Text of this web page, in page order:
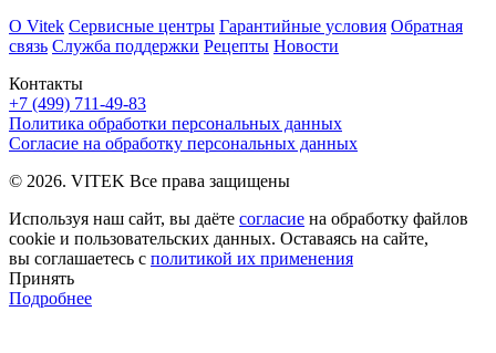
Контакты
+7 (499) 711-49-83
О Vitek Сервисные центры Гарантийные условия Обратная
связь Служба поддержки Рецепты Новости
Политика обработки персональных данных
Согласие на обработку персональных данных
© 2026. VITEK Все права защищены
Используя наш сайт, вы даёте согласие на обработку файлов
cookie и пользовательских данных. Оставаясь на сайте,
вы соглашаетесь с политикой их применения
Принять
Подробнее